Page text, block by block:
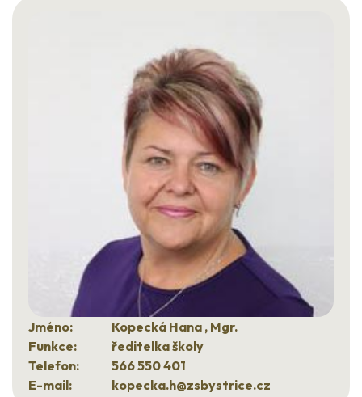
Jméno:
Kopecká Hana , Mgr.
Funkce:
ředitelka školy
Telefon:
566 550 401
E-mail:
kopecka.h@zsbystrice.cz